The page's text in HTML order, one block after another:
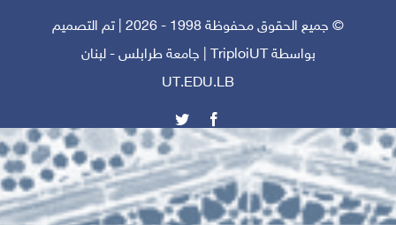
© جميع الحقوق محفوظة 1998 - 2026 | تم التصميم
بواسطة TriploiUT
| جامعة طرابلس - لبنان
UT.EDU.LB